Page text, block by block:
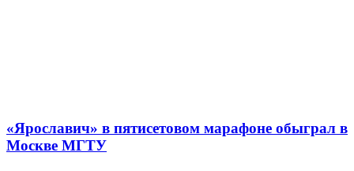
«Ярославич» в пятисетовом марафоне обыграл в
Москве МГТУ